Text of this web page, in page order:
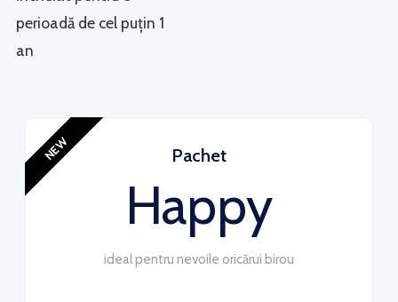
perioadă de cel puțin 1
an
Pachet
Happy
ideal pentru nevoile oricărui birou
NEW